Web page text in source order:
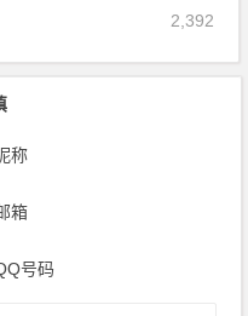
2,392
称
箱
号码